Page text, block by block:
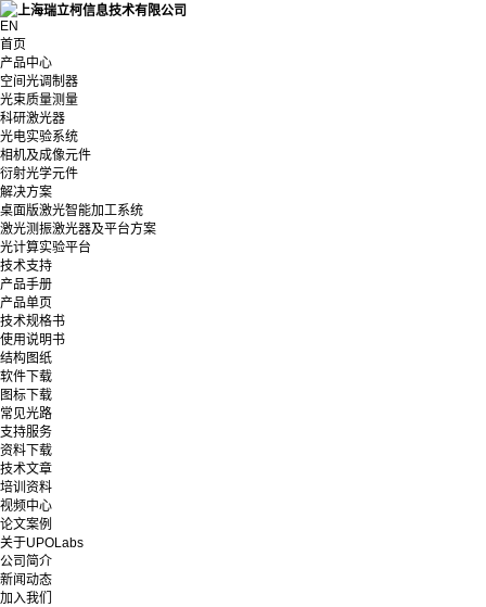
EN
首页
产品中心
空间光调制器
光束质量测量
科研激光器
光电实验系统
相机及成像元件
衍射光学元件
解决方案
桌面版激光智能加工系统
激光测振激光器及平台方案
光计算实验平台
技术支持
产品手册
产品单页
技术规格书
使用说明书
结构图纸
软件下载
图标下载
常见光路
支持服务
资料下载
技术文章
培训资料
视频中心
论文案例
关于UPOLabs
公司简介
新闻动态
加入我们